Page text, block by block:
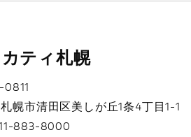
カティ札幌
幌市清田区美しが丘1条4丁目1-1
883-8000